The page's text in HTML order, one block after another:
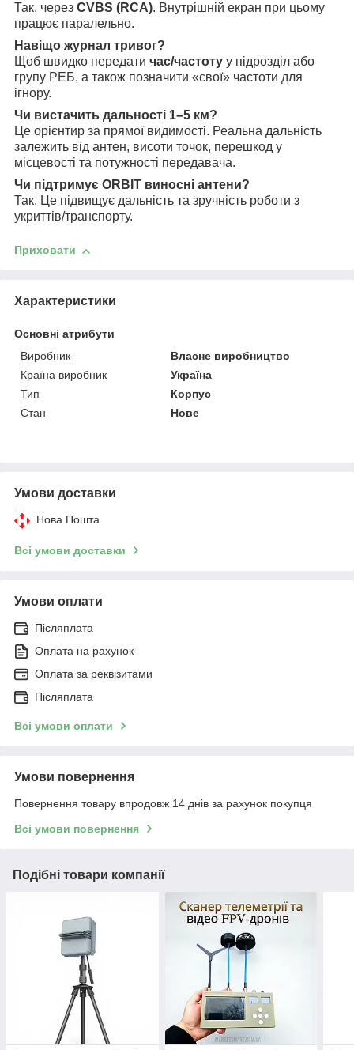
Так, через CVBS (RCA). Внутрішній екран при цьому
працює паралельно.
Навіщо журнал тривог?
Щоб швидко передати час/частоту у підрозділ або
групу РЕБ, а також позначити «свої» частоти для
ігнору.
Чи вистачить дальності 1–5 км?
Це орієнтир за прямої видимості. Реальна дальність
залежить від антен, висоти точок, перешкод у
місцевості та потужності передавача.
Чи підтримує ORBIT виносні антени?
Так. Це підвищує дальність та зручність роботи з
укриттів/транспорту.
Приховати
Характеристики
Основні атрибути
Виробник
Власне виробництво
Країна виробник
Україна
Тип
Корпус
Стан
Нове
Умови доставки
Нова Пошта
Всі умови доставки
Умови оплати
Післяплата
Оплата на рахунок
Оплата за реквізитами
Післяплата
Всі умови оплати
Умови повернення
Повернення товару впродовж 14 днів за рахунок покупця
Всі умови повернення
Подібні товари компанії